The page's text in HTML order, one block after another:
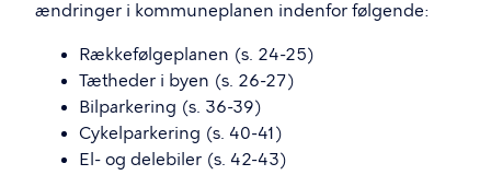
ændringer i kommuneplanen indenfor følgende:
Rækkefølgeplanen (s. 24-25)
Tætheder i byen (s. 26-27)
Bilparkering (s. 36-39)
Cykelparkering (s. 40-41)
El- og delebiler (s. 42-43)